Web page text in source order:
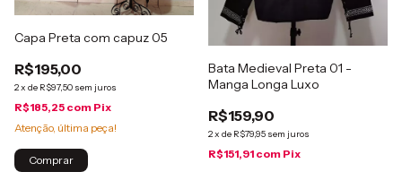
Capa Preta com capuz 05
R$195,00
2x de R$97,50 sem juros
R$185,25 com Pix
Atenção, última peça!
Bata Medieval Preta 01 -
Manga Longa Luxo
R$159,90
2x de R$79,95 sem juros
R$151,91 com Pix